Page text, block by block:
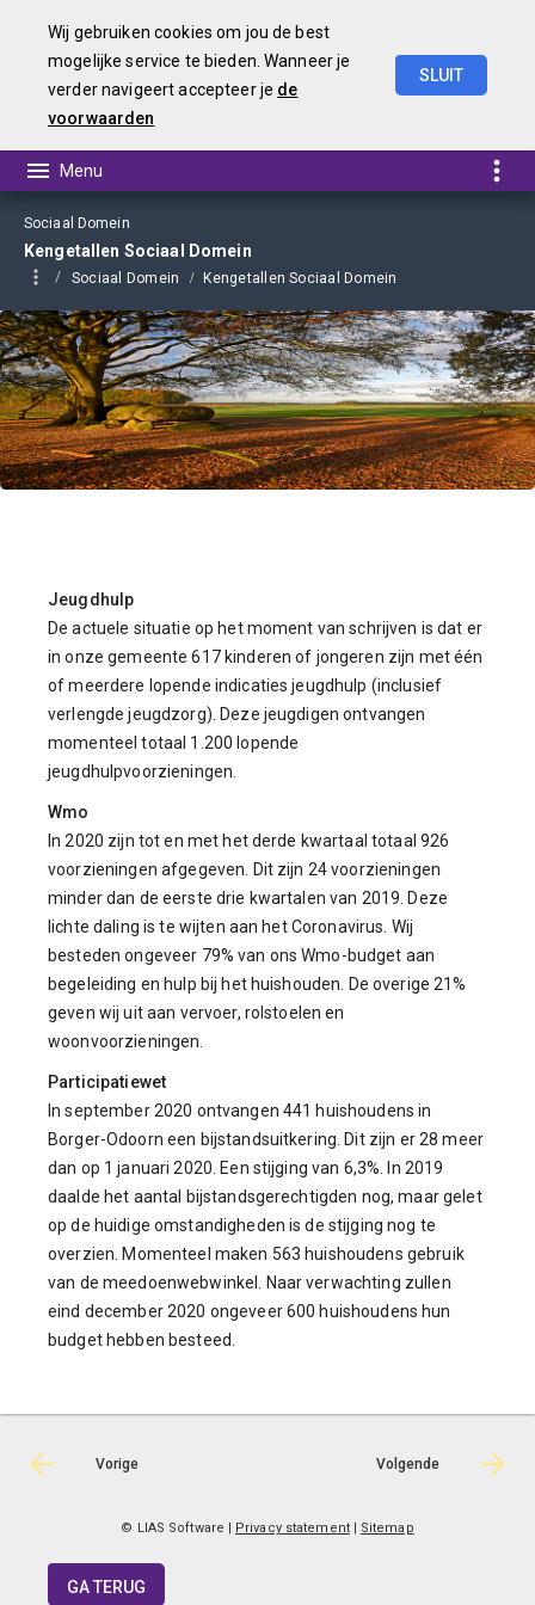
Sociaal Domein
Kengetallen Sociaal Domein
Sociaal Domein Kengetallen Sociaal Domein
Jeugdhulp
De actuele situatie op het moment van schrijven is dat er
in onze gemeente 617 kinderen of jongeren zijn met één
of meerdere lopende indicaties jeugdhulp (inclusief
verlengde jeugdzorg). Deze jeugdigen ontvangen
momenteel totaal 1.200 lopende
jeugdhulpvoorzieningen.
Wmo
In 2020 zijn tot en met het derde kwartaal totaal 926
voorzieningen afgegeven. Dit zijn 24 voorzieningen
minder dan de eerste drie kwartalen van 2019. Deze
lichte daling is te wijten aan het Coronavirus. Wij
besteden ongeveer 79% van ons Wmo-budget aan
begeleiding en hulp bij het huishouden. De overige 21%
geven wij uit aan vervoer, rolstoelen en
woonvoorzieningen.
Participatiewet
In september 2020 ontvangen 441 huishoudens in
Borger-Odoorn een bijstandsuitkering. Dit zijn er 28 meer
dan op 1 januari 2020. Een stijging van 6,3%. In 2019
daalde het aantal bijstandsgerechtigden nog, maar gelet
op de huidige omstandigheden is de stijging nog te
overzien. Momenteel maken 563 huishoudens gebruik
van de meedoenwebwinkel. Naar verwachting zullen
eind december 2020 ongeveer 600 huishoudens hun
budget hebben besteed.
Vorige Volgende
© LIAS Software | Privacy statement| Sitemap
GA TERUG
Wij gebruiken cookies om jou de best
mogelijke service te bieden. Wanneer je
verder navigeert accepteer je de
voorwaarden
SLUIT